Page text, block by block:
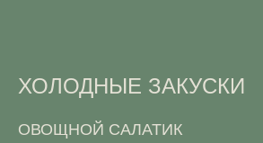
ХОЛОДНЫЕ ЗАКУСКИ
ОВОЩНОЙ САЛАТИК